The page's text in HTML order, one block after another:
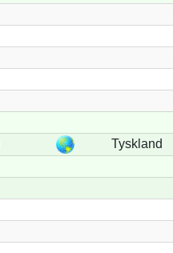
Tyskland